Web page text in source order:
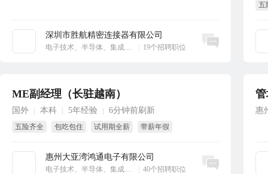
深圳市胜航精密连接器有限公司
电子技术、半导体、集成电路 19个招聘职位
立即沟通
五
ME副经理（长驻越南）
国外 本科 5年经验 6分钟前刷新
五险齐全 包吃包住 试用期全薪
带薪年假
惠州大亚湾鸿通电子有限公司
电子技术、半导体、集成电路 40个招聘职位
立即沟通
惠